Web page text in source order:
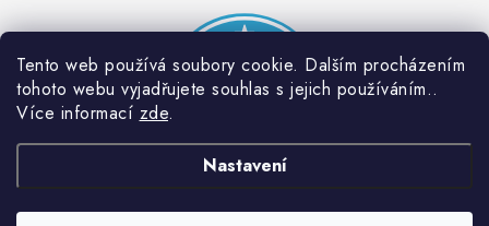
Tento web používá soubory cookie. Dalším procházením
tohoto webu vyjadřujete souhlas s jejich používáním..
Více informací zde.
Nastavení
Partner stránek: Super plecháček
Podmínky akce 2 + 1 zdarma